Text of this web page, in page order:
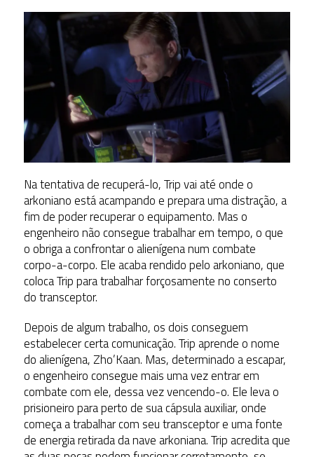
Na tentativa de recuperá-lo, Trip vai até onde o
arkoniano está acampando e prepara uma distração, a
fim de poder recuperar o equipamento. Mas o
engenheiro não consegue trabalhar em tempo, o que
o obriga a confrontar o alienígena num combate
corpo-a-corpo. Ele acaba rendido pelo arkoniano, que
coloca Trip para trabalhar forçosamente no conserto
do transceptor.
Depois de algum trabalho, os dois conseguem
estabelecer certa comunicação. Trip aprende o nome
do alienígena, Zho’Kaan. Mas, determinado a escapar,
o engenheiro consegue mais uma vez entrar em
combate com ele, dessa vez vencendo-o. Ele leva o
prisioneiro para perto de sua cápsula auxiliar, onde
começa a trabalhar com seu transceptor e uma fonte
de energia retirada da nave arkoniana. Trip acredita que